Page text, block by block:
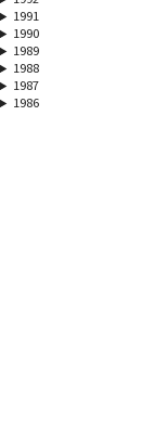
1991
1990
1989
1988
1987
1986